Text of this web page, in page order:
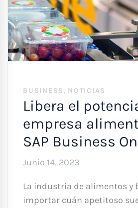
BUSINESS , NOTICIAS
Libera el
empresa
SAP Business
Junio 14, 2023
La industria de alimentos y
importar cuán apetitoso